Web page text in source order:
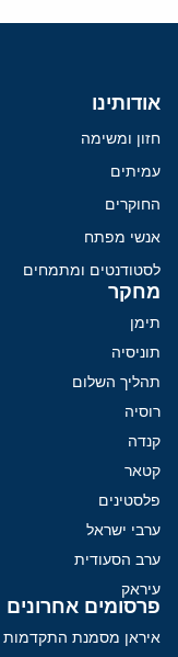
אודותינו
חזון ומשימה
עמיתים
החוקרים
אנשי מפתח
לסטודנטים ומתמחים
מחקר
תימן
תוניסיה
תהליך השלום
רוסיה
קנדה
קטאר
פלסטינים
ערבי ישראל
ערב הסעודית
עיראק
פרסומים אחרונים
איראן מסמנת התקדמות